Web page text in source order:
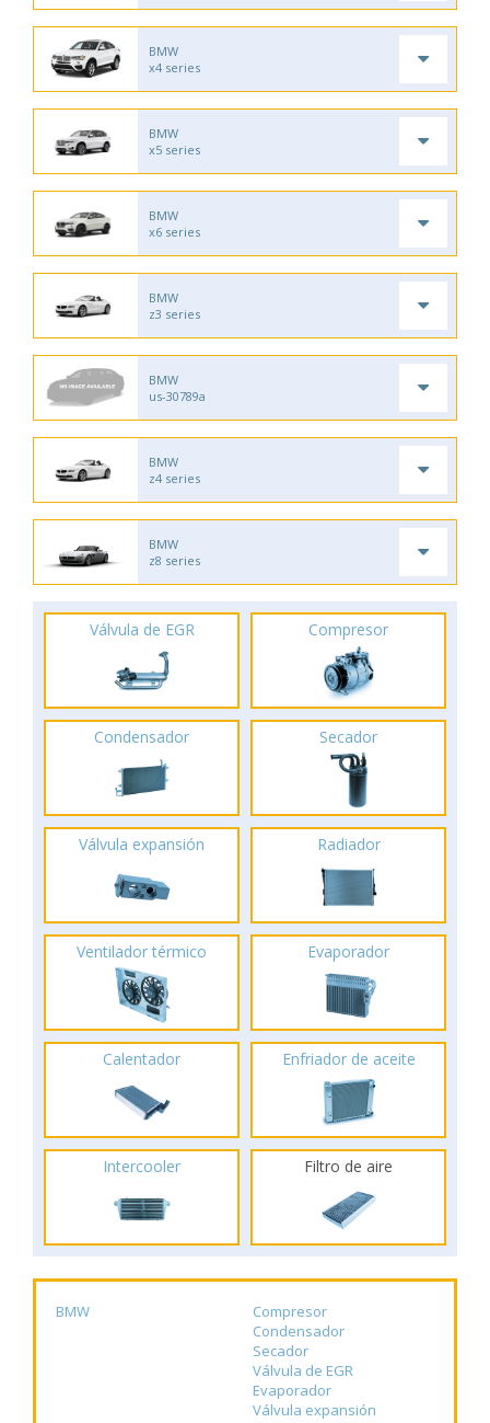
BMW
x4 series
BMW
x5 series
BMW
x6 series
BMW
z3 series
BMW
us-30789a
BMW
z4 series
BMW
z8 series
Válvula de EGR Compresor
Condensador Secador
Válvula expansión Radiador
Ventilador térmico Evaporador
Calentador Enfriador de aceite
Intercooler Filtro de aire
BMW
Compresor
Condensador
Secador
Válvula de EGR
Evaporador
Válvula expansión